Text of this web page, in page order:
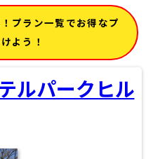
プラン一覧でお得なプ
よう！
ルパークヒル